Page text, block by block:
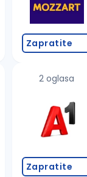
Zapratite
2 oglasa
Zapratite